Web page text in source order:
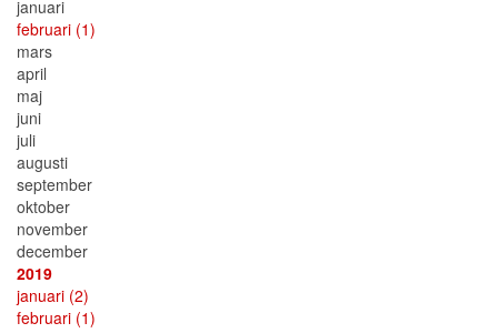
januari
februari (1)
mars
april
maj
juni
juli
augusti
september
oktober
november
december
2019
januari (2)
februari (1)